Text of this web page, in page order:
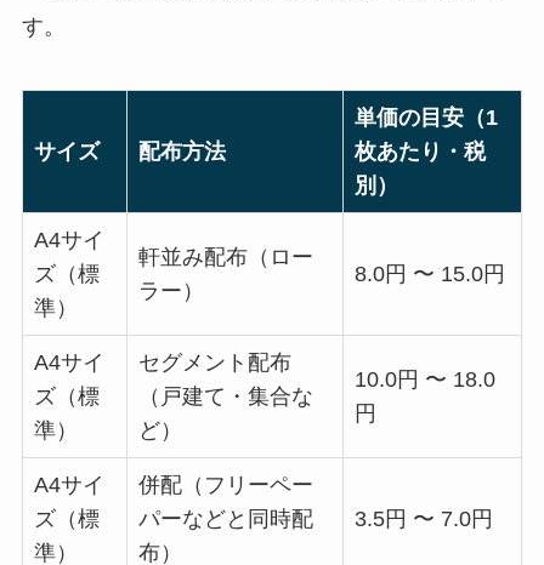
す。
サイズ 配布方法
単価の目安（1
枚あたり・税
別）
A4サイ
ズ（標
準）
軒並み配布（ロー
ラー）
8.0円 〜 15.0円
A4サイ
ズ（標
準）
セグメント配布
（戸建て・集合な
ど）
10.0円 〜 18.0
円
A4サイ
ズ（標
準）
併配（フリーペー
パーなどと同時配
布）
3.5円 〜 7.0円